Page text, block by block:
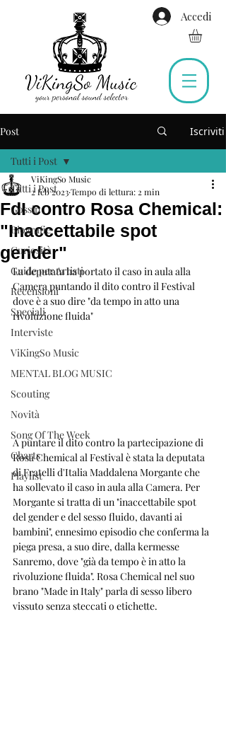
Accedi
Post Iscriviti
Tutti i Post
Gossip
Biografie
Curiosità
Guide per Artisti
Recensioni
Speciali
Interviste
ViKingSo Music
MENTAL BLOG MUSIC
Scouting
Novità
Song Of The Week
Charts
Playlist
Tutti i Post
FdI contro Rosa Chemical:
"Inaccettabile spot
gender"
ViKingSo Music
2 feb 2023Tempo di lettura: 2 min
La deputata ha portato il caso in aula alla
Camera puntando il dito contro il Festival
dove è a suo dire "da tempo in atto una
rivoluzione fluida"
A puntare il dito contro la partecipazione di
Rosa Chemical al Festival è stata la deputata
di Fratelli d'Italia Maddalena Morgante che
ha sollevato il caso in aula alla Camera. Per
Morgante si tratta di un "inaccettabile spot
del gender e del sesso fluido, davanti ai
bambini", ennesimo episodio che conferma la
piega presa, a suo dire, dalla kermesse
Sanremo, dove "già da tempo è in atto la
rivoluzione fluida". Rosa Chemical nel suo
brano "Made in Italy" parla di sesso libero
vissuto senza steccati o etichette.